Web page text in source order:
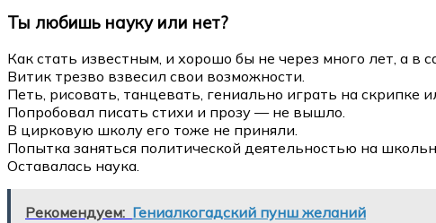
Ты любишь науку или нет?
Как стать известным, и хорошо бы не через много лет, а
Витик трезво взвесил свои возможности.
Петь, рисовать, танцевать, гениально играть на скрипке
Попробовал писать стихи и прозу — не вышло.
В цирковую школу его тоже не приняли.
Попытка заняться политической деятельностью на
Оставалась наука.
Рекомендуем: Гениалкогадский пунш желаний